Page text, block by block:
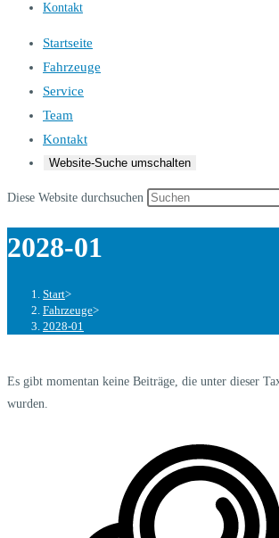
Kontakt
Startseite
Fahrzeuge
Service
Team
Kontakt
Website-Suche umschalten
Diese Website durchsuchen
2028-01
Start>
Fahrzeuge>
2028-01
Es gibt momentan keine Beiträge, die unter dieser
wurden.